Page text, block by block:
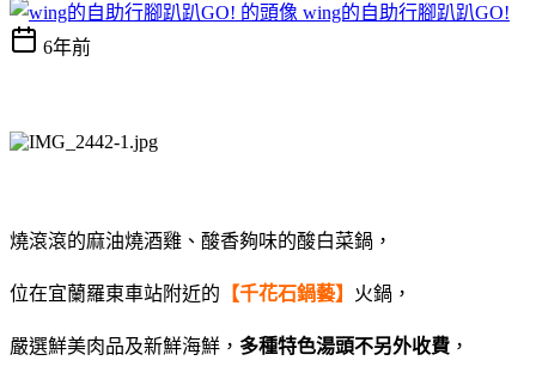
wing的自助行腳趴趴GO!
6年前
燒滾滾的麻油燒酒雞、酸香夠味的酸白菜鍋，
位在宜蘭羅東車站附近的 【千花石鍋藝】 火鍋，
嚴選鮮美肉品及新鮮海鮮， 多種特色湯頭不另外收費 ，